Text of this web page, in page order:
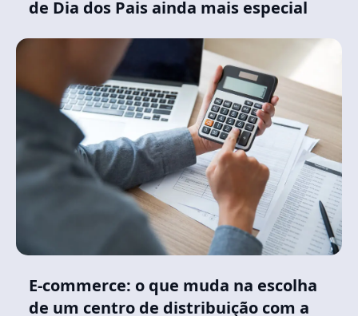
de Dia dos Pais ainda mais especial
E-commerce: o que muda na escolha
de um centro de distribuição com a